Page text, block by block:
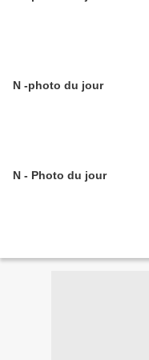
N -photo du jour
N - Photo du jour